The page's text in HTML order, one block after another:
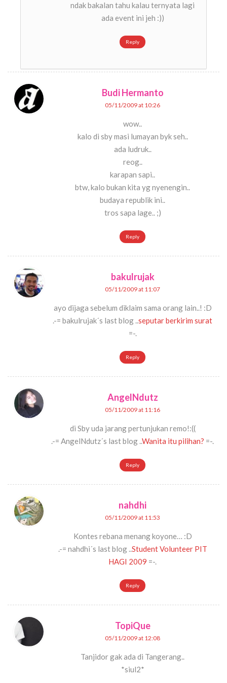
ndak bakalan tahu kalau ternyata lagi
ada event ini jeh :))
Reply
Budi Hermanto
05/11/2009 at 10:26
wow..
kalo di sby masi lumayan byk seh..
ada ludruk..
reog..
karapan sapi..
btw, kalo bukan kita yg nyenengin..
budaya republik ini..
tros sapa lage.. ;)
Reply
bakulrujak
05/11/2009 at 11:07
ayo dijaga sebelum diklaim sama orang lain..! :D
.-= bakulrujak´s last blog ..seputar berkirim surat
=-.
Reply
AngelNdutz
05/11/2009 at 11:16
di Sby uda jarang pertunjukan remo!:((
.-= AngelNdutz´s last blog ..Wanita itu pilihan? =-.
Reply
nahdhi
05/11/2009 at 11:53
Kontes rebana menang koyone… :D
.-= nahdhi´s last blog ..Student Volunteer PIT
HAGI 2009 =-.
Reply
TopiQue
05/11/2009 at 12:08
Tanjidor gak ada di Tangerang..
*siul2*